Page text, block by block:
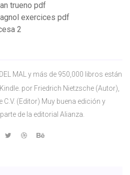
trueno pdf
exercices pdf
2
MAL y más de 950,000 libros están
por Friedrich Nietzsche (Autor),
C.V. (Editor) Muy buena edición y
de la editorial Alianza.